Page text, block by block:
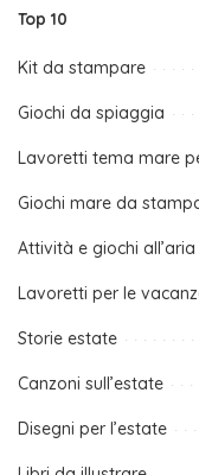
Top 10
Kit da stampare
Giochi da spiaggia
Lavoretti tema mare
Giochi mare da
Attività e giochi
Lavoretti per le
Storie estate
Canzoni sull’estate
Disegni per l’estate